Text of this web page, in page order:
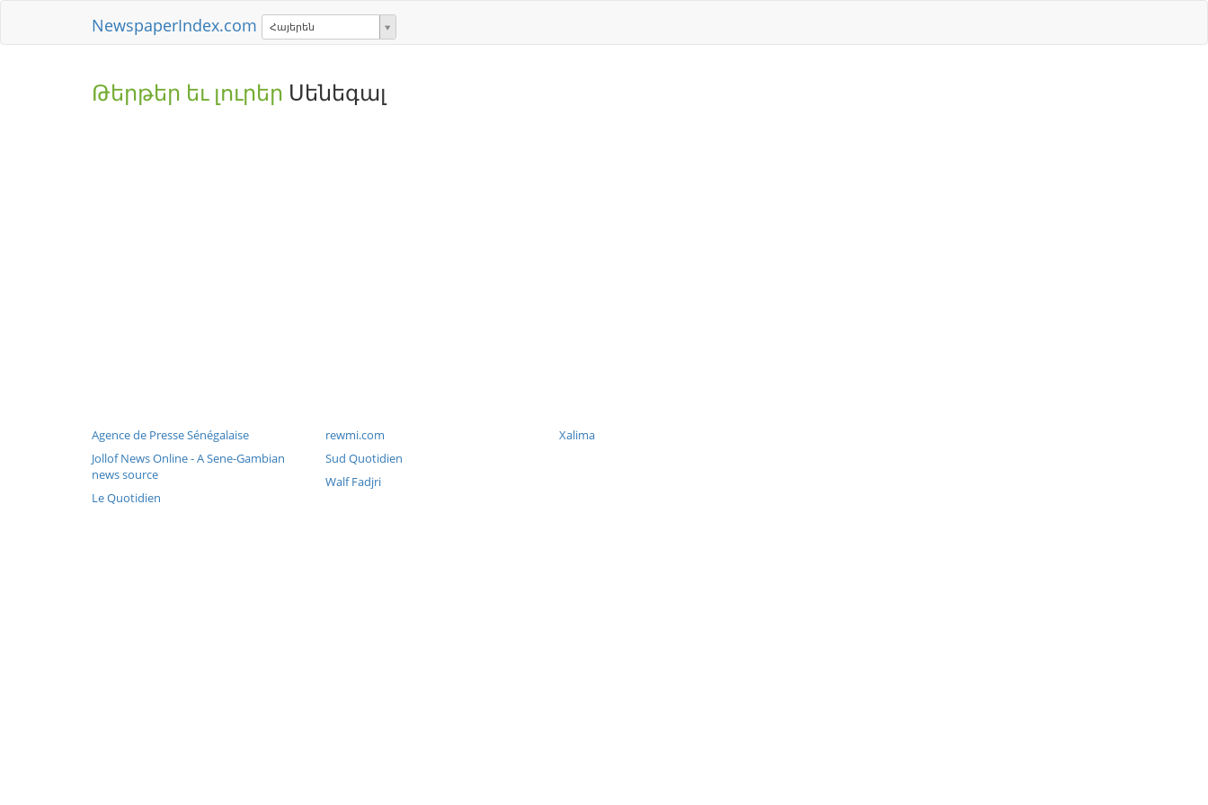
NewspaperIndex.com Հայերեն
Թերթեր եւ լուրեր Սենեգալ
Agence de Presse Sénégalaise
Jollof News Online - A Sene-Gambian
news source
Le Quotidien
rewmi.com
Sud Quotidien
Walf Fadjri
Xalima